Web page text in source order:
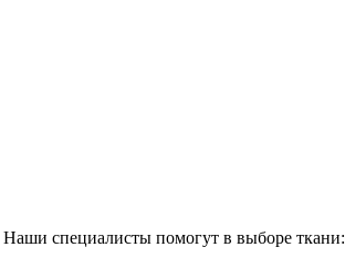
Наши специалисты помогут в выборе ткани: